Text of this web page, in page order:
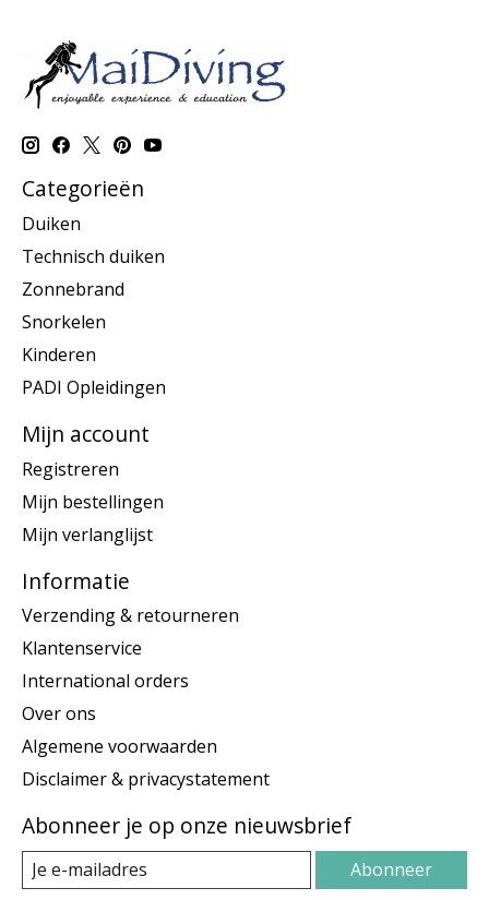
Categorieën
Duiken
Technisch duiken
Zonnebrand
Snorkelen
Kinderen
PADI Opleidingen
Mijn account
Registreren
Mijn bestellingen
Mijn verlanglijst
Informatie
Verzending & retourneren
Klantenservice
International orders
Over ons
Algemene voorwaarden
Disclaimer & privacystatement
Abonneer je op onze nieuwsbrief
Abonneer